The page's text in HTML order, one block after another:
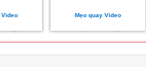
Video Mẹo quay Video